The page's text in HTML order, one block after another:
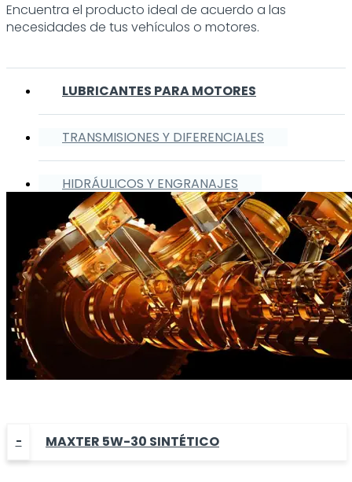
Encuentra el producto ideal de acuerdo a las
necesidades de tus vehículos o motores.
LUBRICANTES PARA MOTORES
TRANSMISIONES Y DIFERENCIALES
HIDRÁULICOS Y ENGRANAJES
MAXTER 5W-30 SINTÉTICO